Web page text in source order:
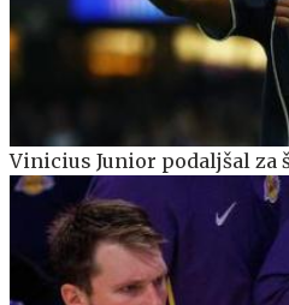
Vinicius Junior podaljšal za